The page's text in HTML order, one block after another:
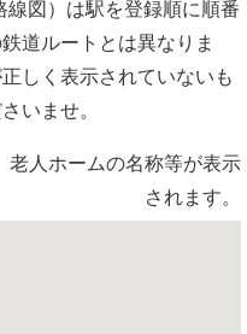
図）は駅を登録順に順番
道ルートとは異なりま
しく表示されていないも
いませ。
老人ホームの名称等が表示
されます。